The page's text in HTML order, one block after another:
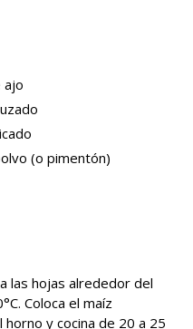
ajo
(o pimentón)
las hojas alrededor del
Coloca el maíz
y cocina de 20 a 25